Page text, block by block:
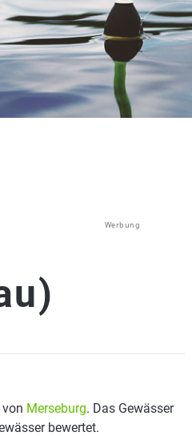
Werbung
Merseburg. Das Gewässer
bewertet.